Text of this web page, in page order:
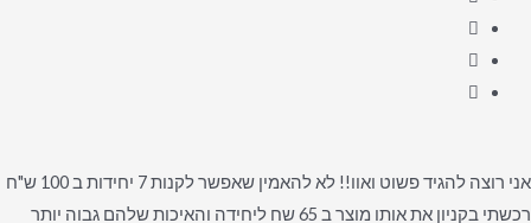
אני רוצה להגיד פשוט ואוו!! לא להאמין שאפשר לקנות 7 יחידות ב 100 ש"ח
רכשתי בקניון את אותו מוצר ב 65 שח ליחידה והאיכות שלהם גבוה יותר